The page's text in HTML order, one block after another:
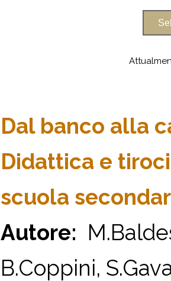
Dal banco alla
Didattica e
scuola
Autore:
B.Coppini,